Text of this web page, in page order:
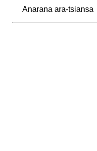
Anarana ara-tsiansa